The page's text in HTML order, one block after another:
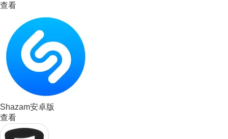
查看
Shazam安卓版
查看